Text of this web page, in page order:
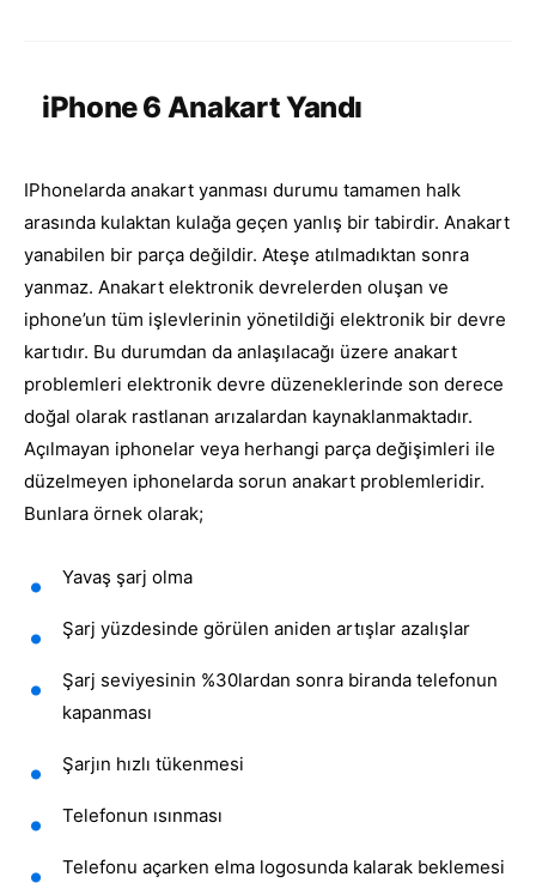
iPhone 6 Anakart Yandı
IPhonelarda anakart yanması durumu tamamen halk
arasında kulaktan kulağa geçen yanlış bir tabirdir. Anakart
yanabilen bir parça değildir. Ateşe atılmadıktan sonra
yanmaz. Anakart elektronik devrelerden oluşan ve
iphone’un tüm işlevlerinin yönetildiği elektronik bir devre
kartıdır. Bu durumdan da anlaşılacağı üzere anakart
problemleri elektronik devre düzeneklerinde son derece
doğal olarak rastlanan arızalardan kaynaklanmaktadır.
Açılmayan iphonelar veya herhangi parça değişimleri ile
düzelmeyen iphonelarda sorun anakart problemleridir.
Bunlara örnek olarak;
Yavaş şarj olma
Şarj yüzdesinde görülen aniden artışlar azalışlar
Şarj seviyesinin %30lardan sonra biranda telefonun
kapanması
Şarjın hızlı tükenmesi
Telefonun ısınması
Telefonu açarken elma logosunda kalarak beklemesi